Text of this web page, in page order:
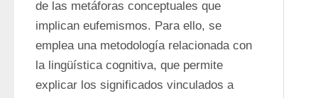
de las metáforas conceptuales que
implican eufemismos. Para ello, se
emplea una metodología relacionada con
la lingüística cognitiva, que permite
explicar los significados vinculados a